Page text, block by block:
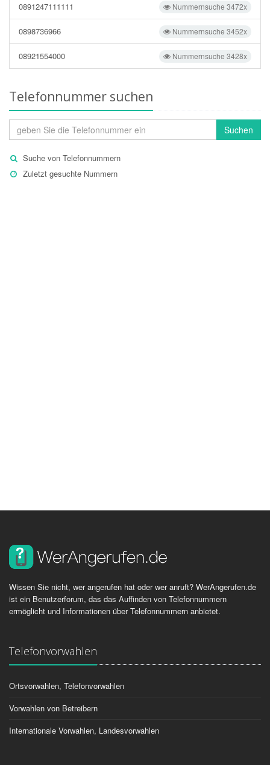
Nummernsuche 3472x
0891247111111
Nummernsuche 3452x
0898736966
Nummernsuche 3428x
08921554000
Telefonnummer suchen
Suchen
Suche von Telefonnummern
Zuletzt gesuchte Nummern
Wissen Sie nicht, wer angerufen hat oder wer anruft? WerAngerufen.de
ist ein Benutzerforum, das das Auffinden von Telefonnummern
ermöglicht und Informationen über Telefonnummern anbietet.
Telefonvorwahlen
Ortsvorwahlen, Telefonvorwahlen
Vorwahlen von Betreibern
Internationale Vorwahlen, Landesvorwahlen